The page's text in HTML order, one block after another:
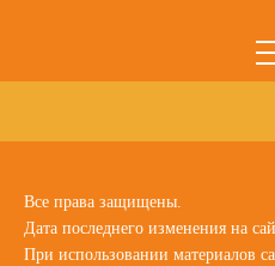
Все права защищены.
Дата последнего изменения на
При использовании материалов